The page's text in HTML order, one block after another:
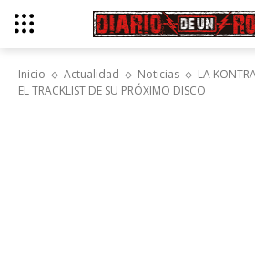
Inicio Actualidad Noticias
LA
EL TRACKLIST DE SU PRÓXIMO DISCO